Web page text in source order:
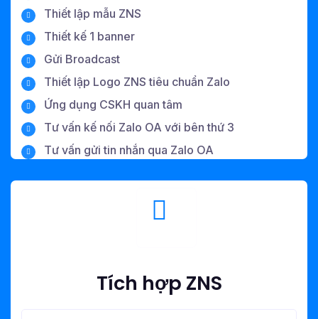
Thiết lập mẫu ZNS
Thiết kế 1 banner
Gửi Broadcast
Thiết lập Logo ZNS tiêu chuẩn Zalo
Ứng dụng CSKH quan tâm
Tư vấn kế nối Zalo OA với bên thứ 3
Tư vấn gửi tin nhắn qua Zalo OA
Tích hợp ZNS